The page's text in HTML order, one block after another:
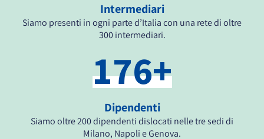
Intermediari
Siamo presenti in ogni parte d’Italia con una rete di oltre
300 intermediari.
176+
Dipendenti
Siamo oltre 200 dipendenti dislocati nelle tre sedi di
Milano, Napoli e Genova.